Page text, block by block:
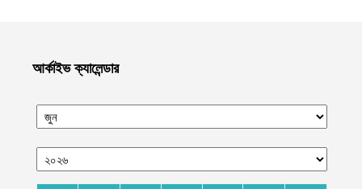
হেলমান্দে বিপুল পরিমাণ অবৈধ অস্ত্র ও সামরিক সরঞ্জাম জব্দ করেছে ইমারাতে
আগস্ট ৮, ২০২৬
নোয়াখালীর কবিরহাটে নিখোঁজের এক দিন পর যুবদলনেতার লাশ উদ্ধার
আগস্ট ৮, ২০২৬
আর্কাইভ ক্যালেন্ডার